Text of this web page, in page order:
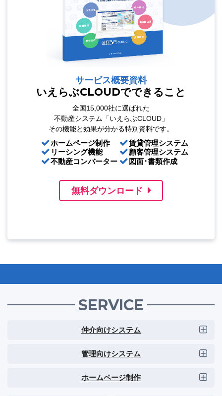
サービス概要資料
いえらぶCLOUDでできること
全国15,000社に選ばれた
不動産システム「いえらぶCLOUD」
その機能と効果が分かる特別資料です。
ホームページ制作
リーシング機能
不動産コンバーター
賃貸管理システム
顧客管理システム
図面･書類作成
無料ダウンロード
SERVICE
仲介向けシステム
管理向けシステム
ホームページ制作